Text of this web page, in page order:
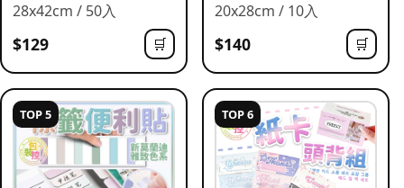
28x42cm / 50入
$129 🛒
20x28cm / 10入
$140 🛒
TOP 5 TOP 6